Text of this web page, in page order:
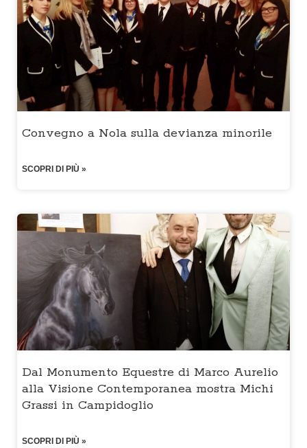
Convegno a Nola sulla devianza minorile
SCOPRI DI PIÙ »
Dal Monumento Equestre di Marco Aurelio
alla Visione Contemporanea mostra Michi
Grassi in Campidoglio
SCOPRI DI PIÙ »